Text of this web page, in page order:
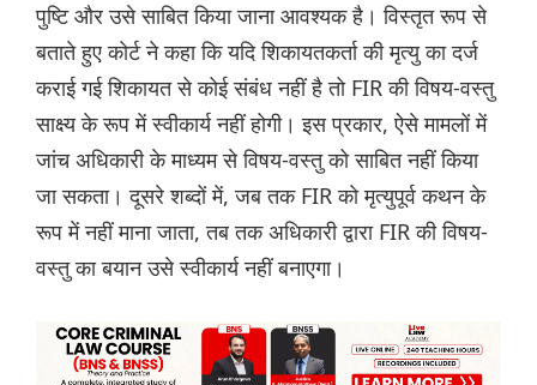
पुष्टि और उसे साबित किया जाना आवश्यक है। विस्तृत रूप से
बताते हुए कोर्ट ने कहा कि यदि शिकायतकर्ता की मृत्यु का दर्ज
कराई गई शिकायत से कोई संबंध नहीं है तो FIR की विषय-वस्तु
साक्ष्य के रूप में स्वीकार्य नहीं होगी। इस प्रकार, ऐसे मामलों में
जांच अधिकारी के माध्यम से विषय-वस्तु को साबित नहीं किया
जा सकता। दूसरे शब्दों में, जब तक FIR को मृत्युपूर्व कथन के
रूप में नहीं माना जाता, तब तक अधिकारी द्वारा FIR की विषय-
वस्तु का बयान उसे स्वीकार्य नहीं बनाएगा।